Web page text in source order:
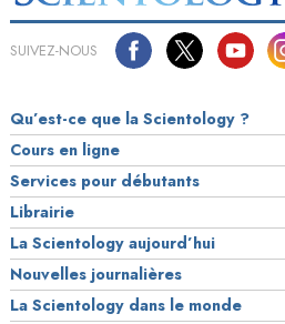
SUIVEZ-NOUS
Qu’est-ce que la Scientology ?
Cours en ligne
Services pour débutants
Librairie
La Scientology aujourd’hui
Nouvelles journalières
La Scientology dans le monde